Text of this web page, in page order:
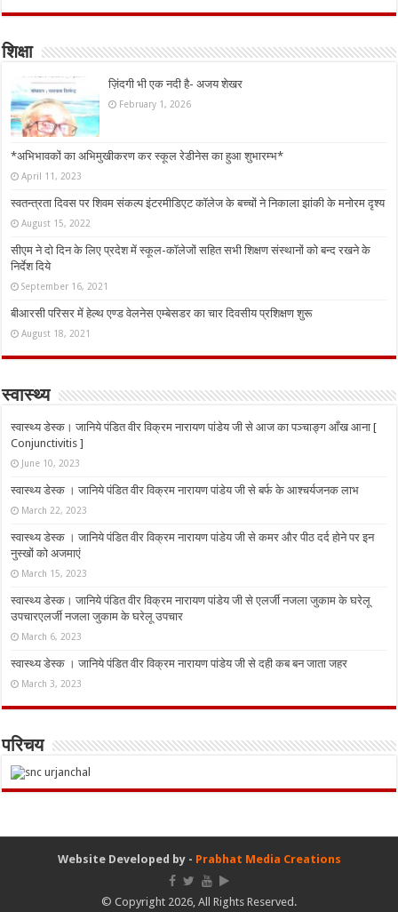
शिक्षा
ज़िंदगी भी एक नदी है- अजय शेखर
February 1, 2026
*अभिभावकों का अभिमुखीकरण कर स्कूल रेडीनेस का हुआ शुभारम्भ*
April 11, 2023
स्वतन्त्रता दिवस पर शिवम संकल्प इंटरमीडिएट कॉलेज के बच्चों ने निकाला झांकी के मनोरम दृश्य
August 15, 2022
सीएम ने दो दिन के लिए प्रदेश में स्कूल-कॉलेजों सहित सभी शिक्षण संस्थानों को बन्द रखने के
निर्देश दिये
September 16, 2021
बीआरसी परिसर में हेल्थ एण्ड वेलनेस एम्बेसडर का चार दिवसीय प्रशिक्षण शुरू
August 18, 2021
स्वास्थ्य
स्वास्थ्य डेस्क। जानिये पंडित वीर विक्रम नारायण पांडेय जी से आज का पञ्चाङ्ग आँख आना [
Conjunctivitis ]
June 10, 2023
स्वास्थ्य डेस्क । जानिये पंडित वीर विक्रम नारायण पांडेय जी से बर्फ के आश्चर्यजनक लाभ
March 22, 2023
स्वास्थ्य डेस्क । जानिये पंडित वीर विक्रम नारायण पांडेय जी से कमर और पीठ दर्द होने पर इन
नुस्‍खों को अजमाएं
March 15, 2023
स्वास्थ्य डेस्क। जानिये पंडित वीर विक्रम नारायण पांडेय जी से एलर्जी नजला जुकाम के घरेलू
उपचारएलर्जी नजला जुकाम के घरेलू उपचार
March 6, 2023
स्वास्थ्य डेस्क । जानिये पंडित वीर विक्रम नारायण पांडेय जी से दही कब बन जाता जहर
March 3, 2023
परिचय
Website Developed by - Prabhat Media Creations
© Copyright 2026, All Rights Reserved.